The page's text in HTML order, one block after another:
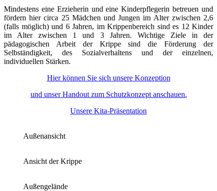
Mindestens eine Erzieherin und eine Kinderpflegerin betreuen und
fördern hier circa 25 Mädchen und Jungen im Alter zwischen 2,6
(falls möglich) und 6 Jahren, im Krippenbereich sind es 12 Kinder
im Alter zwischen 1 und 3 Jahren. Wichtige Ziele in der
pädagogischen Arbeit der Krippe sind die Förderung der
Selbständigkeit, des Sozialverhaltens und der einzelnen,
individuellen Stärken.
Hier können Sie sich unsere Konzeption
und unser Handout zum Schutzkonzept anschauen.
Unsere Kita-Präsentation
Außenansicht
Ansicht der Krippe
Außengelände